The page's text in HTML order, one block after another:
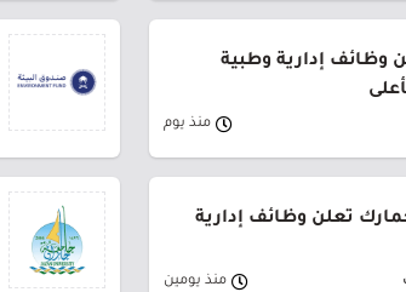
إدارية وطبية
منذ يوم
تعلن وظائف إدارية
منذ يومين